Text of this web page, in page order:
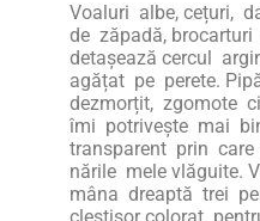
Voaluri albe, cețuri,
de zăpadă,
detașează cercul
agățat pe perete.
dezmorțit, zgomote
îmi potrivește mai
transparent prin
nările mele vlăguite.
mâna dreaptă trei